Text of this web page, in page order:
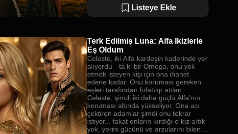
Listeye Ekle
Terk Edilmiş Luna: Alfa İkizlerle
Eş Oldum
Celeste, iki Alfa kardeşin kaderinde yer
alıyordu—ta ki bir Omega, onu yok
etmek isteyen kişi için ona ihanet
edene kadar. Onu koruması gereken
eşleri tarafından fırlatılıp atılan
Celeste, şimdi iki daha güçlü Alfa'nın
koruması altında yükseliyor. Ona acı
çektiren adamlar şimdi onu tekrar
istiyor... fakat onların kırdığı o kız artık
yok, yerini gücünü ve arzularını bilen